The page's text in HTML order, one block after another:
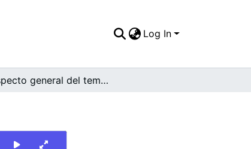
Log In
Aspecto general del templo de San Francisco, Cali